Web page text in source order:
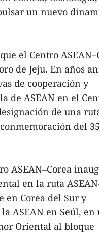
un nuevo
el Centro
de Jeju. En años
de cooperación y
de ASEAN en el
de una
del
ASEAN–Corea
en la ruta
en Corea del Sur y
ASEAN en Seúl, en
Oriental al bloque